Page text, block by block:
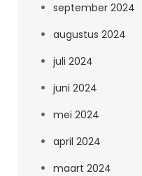
september 2024
augustus 2024
juli 2024
juni 2024
mei 2024
april 2024
maart 2024